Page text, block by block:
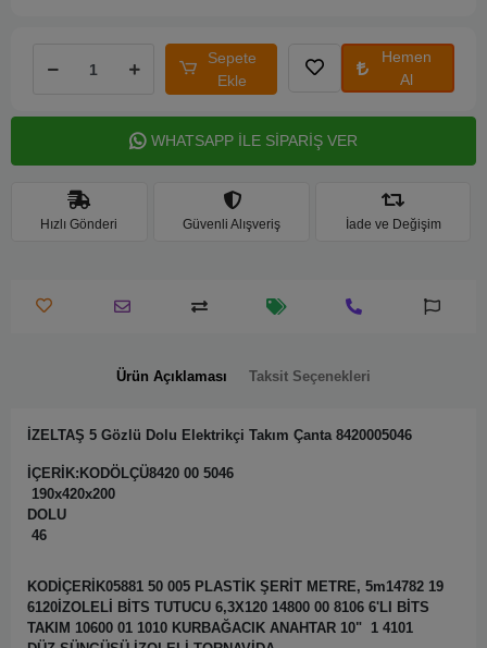
Sepete
Ekle
Hemen
Al
WHATSAPP İLE SİPARİŞ VER
Hızlı Gönderi Güvenli Alışveriş İade ve Değişim
Ürün Açıklaması Taksit Seçenekleri
İZELTAŞ 5 Gözlü Dolu Elektrikçi Takım Çanta 8420005046
İÇERİK:KODÖLÇÜ8420 00 5046
190x420x200
DOLU
46
KODİÇERİK05881 50 005 PLASTİK ŞERİT METRE, 5m14782 19
6120İZOLELİ BİTS TUTUCU 6,3X120 14800 00 8106 6'LI BİTS
TAKIM 10600 01 1010 KURBAĞACIK ANAHTAR 10" 1 4101